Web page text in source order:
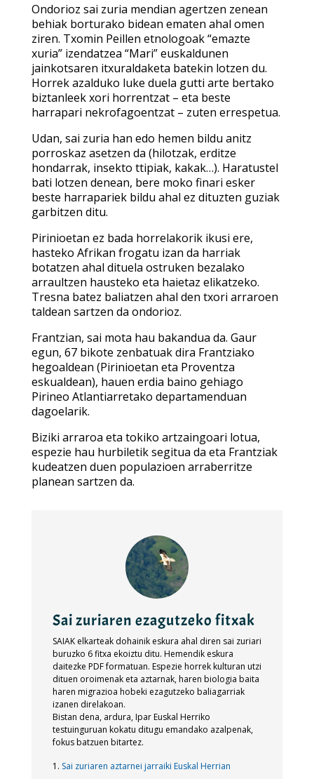
Ondorioz sai zuria mendian agertzen zenean
behiak borturako bidean ematen ahal omen
ziren. Txomin Peillen etnologoak “emazte
xuria” izendatzea “Mari” euskaldunen
jainkotsaren itxuraldaketa batekin lotzen du.
Horrek azalduko luke duela gutti arte bertako
biztanleek xori horrentzat – eta beste
harrapari nekrofagoentzat – zuten errespetua.
Udan, sai zuria han edo hemen bildu anitz
porroskaz asetzen da (hilotzak, erditze
hondarrak, insekto ttipiak, kakak…). Haratustel
bati lotzen denean, bere moko finari esker
beste harrapariek bildu ahal ez dituzten guziak
garbitzen ditu.
Pirinioetan ez bada horrelakorik ikusi ere,
hasteko Afrikan frogatu izan da harriak
botatzen ahal dituela ostruken bezalako
arraultzen hausteko eta haietaz elikatzeko.
Tresna batez baliatzen ahal den txori arraroen
taldean sartzen da ondorioz.
Frantzian, sai mota hau bakandua da. Gaur
egun, 67 bikote zenbatuak dira Frantziako
hegoaldean (Pirinioetan eta Proventza
eskualdean), hauen erdia baino gehiago
Pirineo Atlantiarretako departamenduan
dagoelarik.
Biziki arraroa eta tokiko artzaingoari lotua,
espezie hau hurbiletik segitua da eta Frantziak
kudeatzen duen populazioen arraberritze
planean sartzen da.
Sai zuriaren ezagutzeko fitxak
SAIAK elkarteak dohainik eskura ahal diren sai zuriari
buruzko 6 fitxa ekoiztu ditu. Hemendik eskura
daitezke PDF formatuan. Espezie horrek kulturan utzi
dituen oroimenak eta aztarnak, haren biologia baita
haren migrazioa hobeki ezagutzeko baliagarriak
izanen direlakoan.
Bistan dena, ardura, Ipar Euskal Herriko
testuinguruan kokatu ditugu emandako azalpenak,
fokus batzuen bitartez.
Sai zuriaren aztarnei jarraiki Euskal Herrian